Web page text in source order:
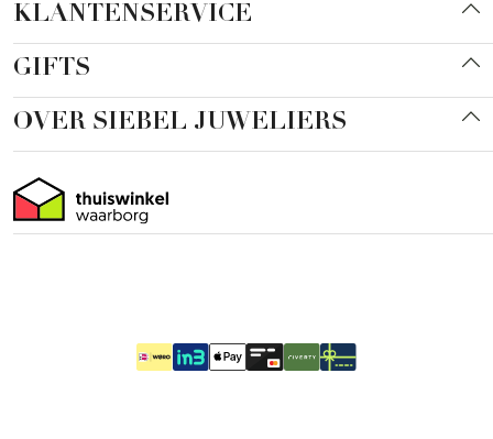
KLANTENSERVICE
GIFTS
OVER SIEBEL JUWELIERS